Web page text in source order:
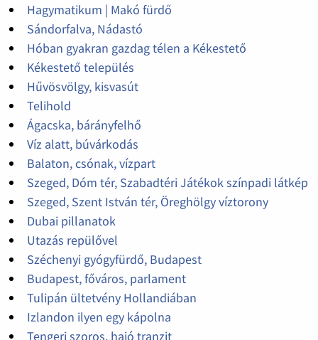
Hagymatikum | Makó fürdő
Sándorfalva, Nádastó
Hóban gyakran gazdag télen a Kékestető
Kékestető település
Hűvösvölgy, kisvasút
Telihold
Ágacska, bárányfelhő
Víz alatt, búvárkodás
Balaton, csónak, vízpart
Szeged, Dóm tér, Szabadtéri Játékok színpadi látkép
Szeged, Szent István tér, Öreghölgy víztorony
Dubai pillanatok
Utazás repülővel
Széchenyi gyógyfürdő, Budapest
Budapest, főváros, parlament
Tulipán ültetvény Hollandiában
Izlandon ilyen egy kápolna
Tengeri szoros, hajó tranzit